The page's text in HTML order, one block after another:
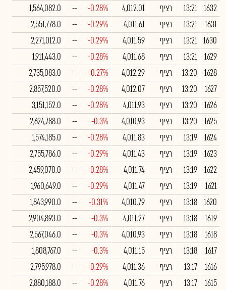
1632
13:21 רציף 4,012.01
-0.28%
--
1,564,082.0
1631
13:21 רציף 4,011.61
-0.29%
--
2,551,778.0
1630
13:21 רציף 4,011.59
-0.29%
--
2,271,012.0
1629
13:21 רציף 4,011.68
-0.28%
--
1,911,443.0
1628
13:20 רציף 4,012.29
-0.27%
--
2,735,083.0
1627
13:20 רציף 4,012.07
-0.28%
--
2,857,520.0
1626
13:20 רציף 4,011.93
-0.28%
--
3,151,152.0
1625
13:20 רציף 4,010.93
-0.3%
--
2,624,788.0
1624
13:19 רציף 4,011.83
-0.28%
--
1,574,185.0
1623
13:19 רציף 4,011.43
-0.29%
--
2,755,786.0
1622
13:19 רציף 4,011.74
-0.28%
--
2,459,070.0
1621
13:19 רציף 4,011.47
-0.29%
--
1,960,649.0
1620
13:18 רציף 4,010.79
-0.31%
--
1,843,990.0
1619
13:18 רציף 4,011.27
-0.3%
--
2,904,893.0
1618
13:18 רציף 4,010.93
-0.3%
--
2,567,046.0
1617
13:18 רציף 4,011.15
-0.3%
--
1,808,767.0
1616
13:17 רציף 4,011.36
-0.29%
--
2,795,978.0
1615
13:17 רציף 4,011.76
-0.28%
--
2,880,188.0